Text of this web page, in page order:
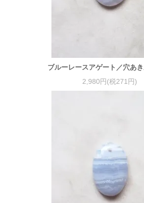
ブルーレースアゲート／穴あ
2,980円(税271円)